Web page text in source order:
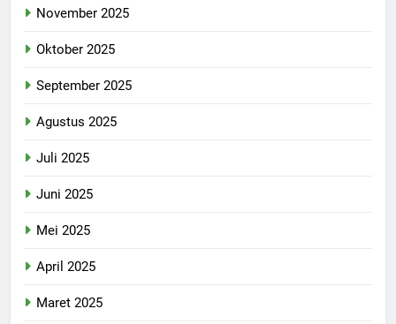
November 2025
Oktober 2025
September 2025
Agustus 2025
Juli 2025
Juni 2025
Mei 2025
April 2025
Maret 2025